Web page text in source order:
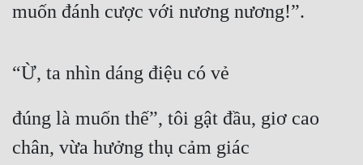
Góc Nhìn Nam
Huyền Huyễn
Huyền Nghi
muốn đánh cược với nương nương!”.
“Ừ, ta nhìn dáng điệu có vẻ
đúng là muốn thế”, tôi gật đầu, giơ cao
chân, vừa hưởng thụ cảm giác